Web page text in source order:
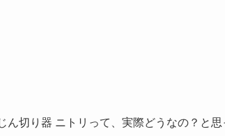
ん切り器 ニトリって、実際どうなの？と思